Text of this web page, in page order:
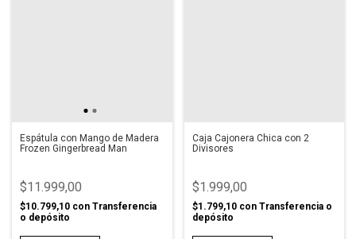
Espátula con Mango de Madera
Frozen Gingerbread Man
$11.999,00
$10.799,10 con Transferencia
o depósito
Caja Cajonera Chica con 2
Divisores
$1.999,00
$1.799,10 con Transferencia o
depósito